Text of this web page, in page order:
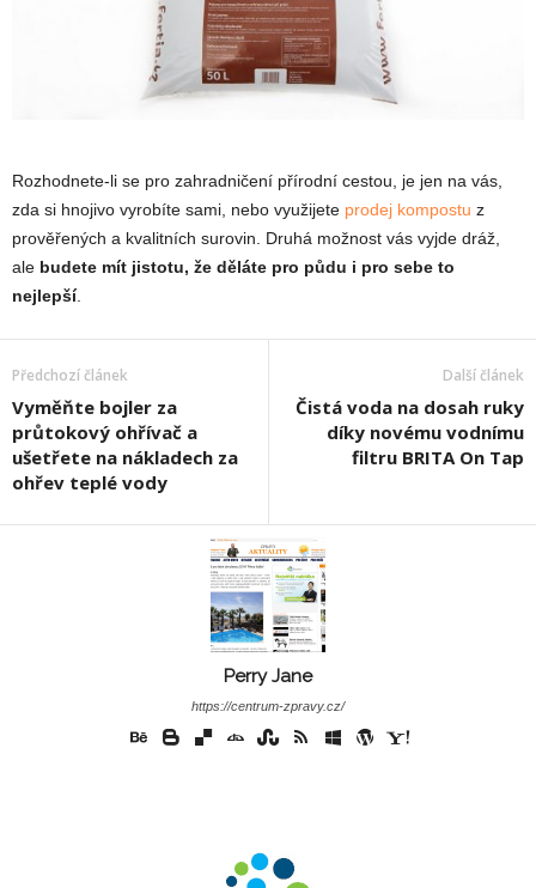
Rozhodnete-li se pro zahradničení přírodní cestou, je jen na vás,
zda si hnojivo vyrobíte sami, nebo využijete prodej kompostu z
prověřených a kvalitních surovin. Druhá možnost vás vyjde dráž,
ale budete mít jistotu, že děláte pro půdu i pro sebe to
nejlepší.
Předchozí článek
Vyměňte bojler za
průtokový ohřívač a
ušetřete na nákladech za
ohřev teplé vody
Další článek
Čistá voda na dosah ruky
díky novému vodnímu
filtru BRITA On Tap
Perry Jane
https://centrum-zpravy.cz/